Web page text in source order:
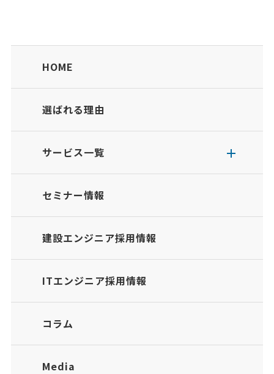
HOME
選ばれる理由
サービス一覧
セミナー情報
建設エンジニア採用情報
ITエンジニア採用情報
コラム
Media